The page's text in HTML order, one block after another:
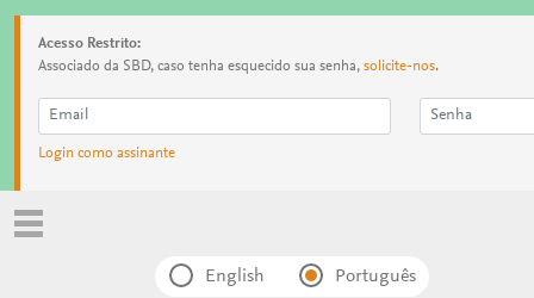
Acesso Restrito:
Associado da SBD, caso tenha esquecido sua senha, solicite-nos.
Login como assinante
English Português